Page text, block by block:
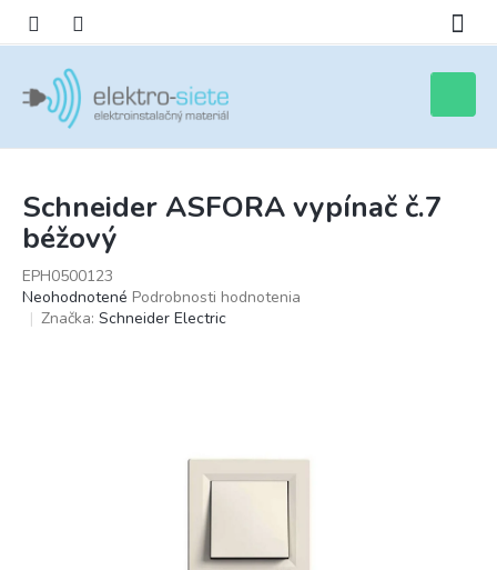
obsah
košík
Schneider ASFORA vypínač č.7
béžový
EPH0500123
Priemerné
hodnotenie
Neohodnotené Podrobnosti hodnotenia
Značka: Schneider Electric